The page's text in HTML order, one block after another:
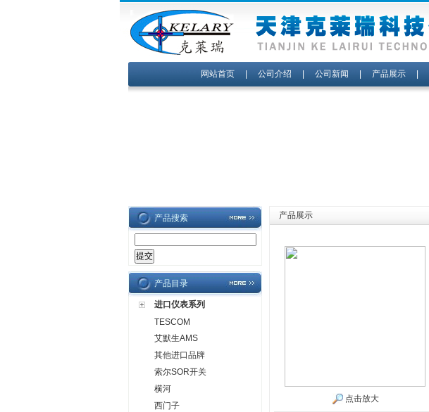
网站首页| 公司介绍 公司新闻 产品展示|
产品搜索
产品目录
进口仪表系列
TESCOM
艾默生AMS
其他进口品牌
索尔SOR开关
横河
西门子
产品展示
点击放大